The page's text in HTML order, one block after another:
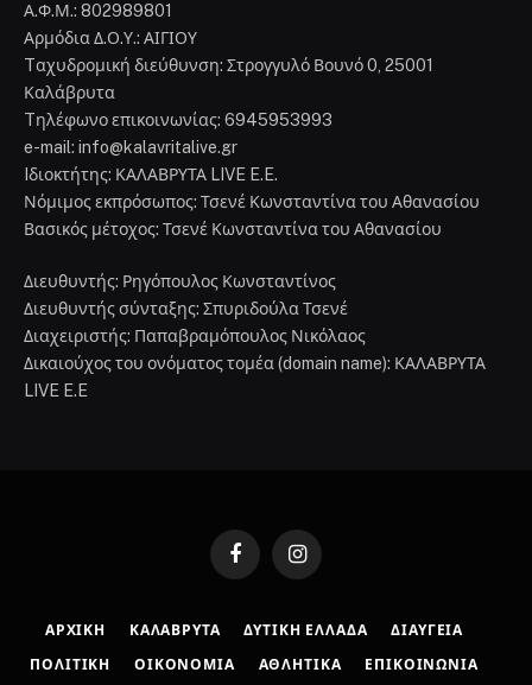
Α.Φ.Μ.: 802989801
Αρμόδια Δ.Ο.Υ.: ΑΙΓΙΟΥ
Tαχυδρομική διεύθυνση: Στρογγυλό Βουνό 0, 25001
Καλάβρυτα
Tηλέφωνο επικοινωνίας: 6945953993
e-mail: info@kalavritalive.gr
Iδιοκτήτης: ΚΑΛΑΒΡΥΤΑ LIVE E.E.
Νόμιμος εκπρόσωπος: Τσενέ Κωνσταντίνα του Αθανασίου
Βασικός μέτοχος: Τσενέ Κωνσταντίνα του Αθανασίου
Διευθυντής: Ρηγόπουλος Κωνσταντίνος
Διευθυντής σύνταξης: Σπυριδούλα Τσενέ
Διαχειριστής: Παπαβραμόπουλος Νικόλαος
Δικαιούχος του ονόματος τομέα (domain name): ΚΑΛΑΒΡΥΤΑ
LIVE E.E
FacebookInstagram
ΑΡΧΙΚΉ ΚΑΛΆΒΡΥΤΑ ΔΥΤΙΚΉ ΕΛΛΆΔΑ ΔΙΑΎΓΕΙΑ
ΠΟΛΙΤΙΚΉ ΟΙΚΟΝΟΜΊΑ ΑΘΛΗΤΙΚΆ ΕΠΙΚΟΙΝΩΝΊΑ